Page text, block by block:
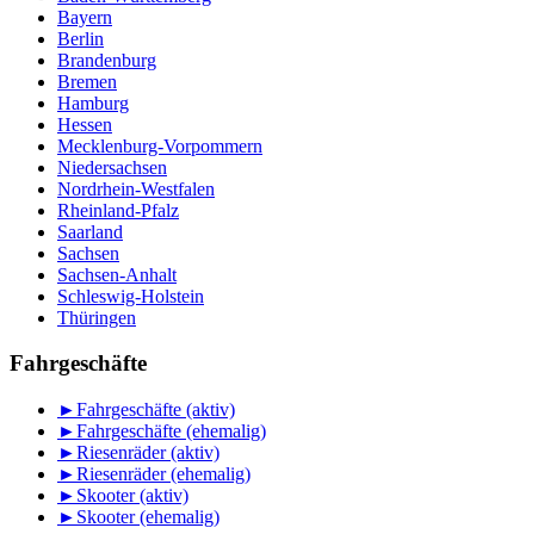
Bayern
Berlin
Brandenburg
Bremen
Hamburg
Hessen
Mecklenburg-Vorpommern
Niedersachsen
Nordrhein-Westfalen
Rheinland-Pfalz
Saarland
Sachsen
Sachsen-Anhalt
Schleswig-Holstein
Thüringen
Fahrgeschäfte
►Fahrgeschäfte (aktiv)
►Fahrgeschäfte (ehemalig)
►Riesenräder (aktiv)
►Riesenräder (ehemalig)
► Skooter (aktiv)
► Skooter (ehemalig)